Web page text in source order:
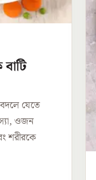
যেতে
ওজন
শরীরকে